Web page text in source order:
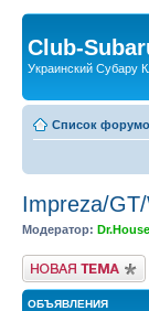
Club-
Украинский Субару
Список
Impreza/
Модератор: Dr.House
Новая тема
ОБЪЯВЛЕНИЯ